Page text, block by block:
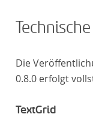
Die
0.8.0 erfolgt
TextGrid